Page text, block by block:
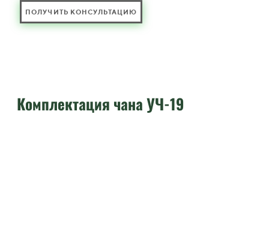
ПОЛУЧИТЬ КОНСУЛЬТАЦИЮ
Комплектация чана УЧ-19